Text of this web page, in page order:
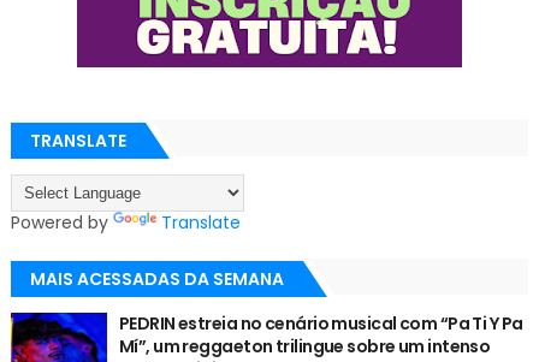
TRANSLATE
Powered by Translate
MAIS ACESSADAS DA SEMANA
PEDRIN estreia no cenário musical com “Pa Ti Y Pa
Mí”, um reggaeton trilingue sobre um intenso